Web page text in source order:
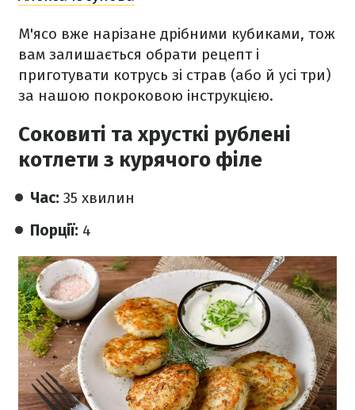
М'ясо вже нарізане дрібними кубиками, тож
вам залишається обрати рецепт і
приготувати котрусь зі страв (або й усі три)
за нашою покроковою інструкцією.
Соковиті та хрусткі рублені
котлети з курячого філе
Час: 35 хвилин
Порції: 4